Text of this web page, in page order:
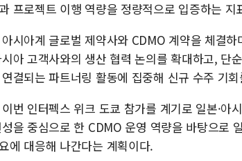
프로젝트 이행 역량을 정량적으로 입증하는 지
시아계 글로벌 제약사와 CDMO 계약을 체결
시아 고객사와의 생산 협력 논의를 확대하고, 단
결되는 파트너링 활동에 집중해 신규 수주 기
번 인터펙스 위크 도쿄 참가를 계기로 일본·아
을 중심으로 한 CDMO 운영 역량을 바탕으로
에 대응해 나간다는 계획이다.